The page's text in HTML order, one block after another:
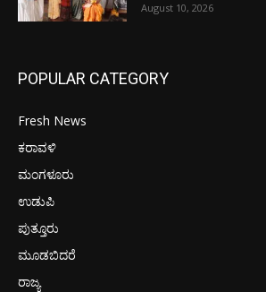
August 10, 2026
POPULAR CATEGORY
Fresh News
ಕರಾವಳಿ
ಮಂಗಳೂರು
ಉಡುಪಿ
ಪುತ್ತೂರು
ಮೂಡಬಿದರೆ
ರಾಜ್ಯ